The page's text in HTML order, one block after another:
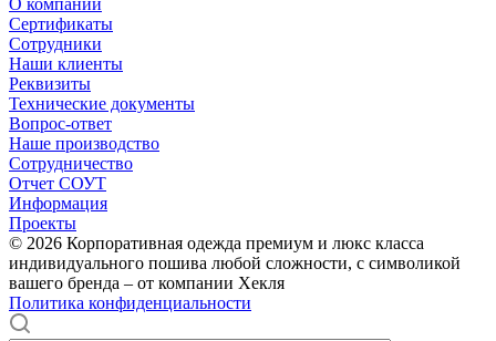
Сертификаты
Сотрудники
Наши клиенты
Реквизиты
Технические документы
Вопрос-ответ
Наше производство
Сотрудничество
Отчет СОУТ
Информация
Проекты
© 2026 Корпоративная одежда премиум и люкс класса
индивидуального пошива любой сложности, с символикой
вашего бренда – от компании Хекля
Политика конфиденциальности